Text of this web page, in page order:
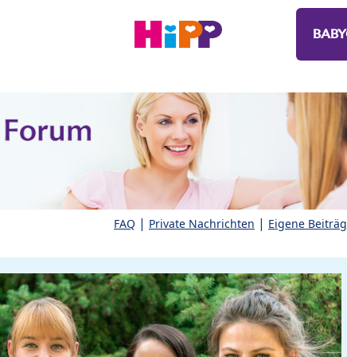
FAQ | Private Nachrichten | Eigene